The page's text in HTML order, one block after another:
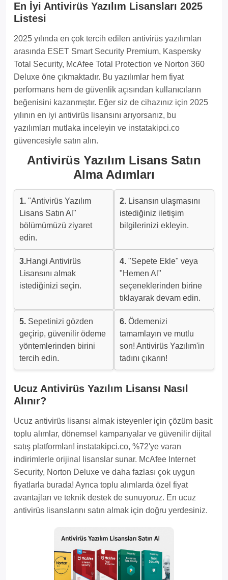
En İyi Antivirüs Yazılım Lisansları 2025
Listesi
2025 yılında en çok tercih edilen antivirüs yazılımları
arasında ESET Smart Security Premium, Kaspersky
Total Security, McAfee Total Protection ve Norton 360
Deluxe öne çıkmaktadır. Bu yazılımlar hem fiyat
performans hem de güvenlik açısından kullanıcıların
beğenisini kazanmıştır. Eğer siz de cihazınız için 2025
yılının en iyi antivirüs lisansını arıyorsanız, bu
yazılımları mutlaka inceleyin ve instatakipci.co
güvencesiyle satın alın.
Antivirüs Yazılım Lisans Satın
Alma Adımları
1. "Antivirüs Yazılım
Lisans Satın Al"
bölümümüzü ziyaret
edin.
2. Lisansın ulaşmasını
istediğiniz iletişim
bilgilerinizi ekleyin.
3.Hangi Antivirüs
Lisansını almak
istediğinizi seçin.
4. "Sepete Ekle" veya
"Hemen Al"
seçeneklerinden birine
tıklayarak devam edin.
5. Sepetinizi gözden
geçirip, güvenilir ödeme
yöntemlerinden birini
tercih edin.
6. Ödemenizi
tamamlayın ve mutlu
son! Antivirüs Yazılım'in
tadını çıkarın!
Ucuz Antivirüs Yazılım Lisansı Nasıl
Alınır?
Ucuz antivirüs lisansı almak isteyenler için çözüm basit:
toplu alımlar, dönemsel kampanyalar ve güvenilir dijital
satış platformları! instatakipci.co, %72'ye varan
indirimlerle orijinal lisanslar sunar. McAfee Internet
Security, Norton Deluxe ve daha fazlası çok uygun
fiyatlarla burada! Ayrıca toplu alımlarda özel fiyat
avantajları ve teknik destek de sunuyoruz. En ucuz
antivirüs lisanslarını satın almak için doğru yerdesiniz.